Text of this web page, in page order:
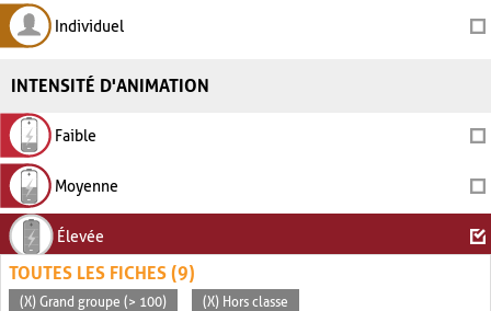
Individuel
INTENSITÉ D'ANIMATION
Faible
Moyenne
Élevée
TOUTES LES FICHES (9)
(X) Grand groupe (> 100) (X) Hors classe